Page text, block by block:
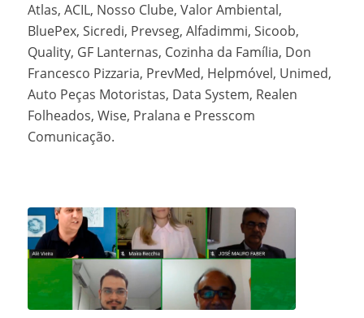
Atlas, ACIL, Nosso Clube, Valor Ambiental,
BluePex, Sicredi, Prevseg, Alfadimmi, Sicoob,
Quality, GF Lanternas, Cozinha da Família, Don
Francesco Pizzaria, PrevMed, Helpmóvel, Unimed,
Auto Peças Motoristas, Data System, Realen
Folheados, Wise, Pralana e Presscom
Comunicação.